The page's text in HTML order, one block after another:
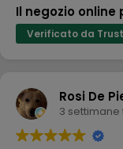
Il negozio
Verificato da
Rosi De
3 settimane